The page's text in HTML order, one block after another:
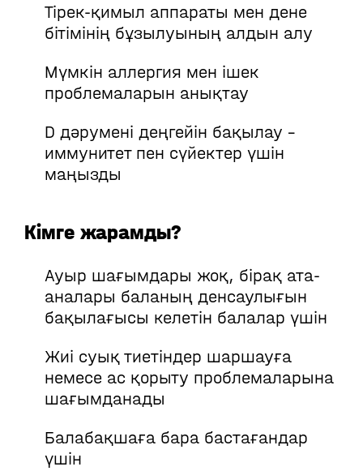
Тірек-қимыл аппараты мен дене
бітімінің бұзылуының алдын алу
Мүмкін аллергия мен ішек
проблемаларын анықтау
D дәрумені деңгейін бақылау –
иммунитет пен сүйектер үшін
маңызды
Кімге жарамды?
Ауыр шағымдары жоқ, бірақ ата-
аналары баланың денсаулығын
бақылағысы келетін балалар үшін
Жиі суық тиетіндер шаршауға
немесе ас қорыту проблемаларына
шағымданады
Балабақшаға бара бастағандар
үшін